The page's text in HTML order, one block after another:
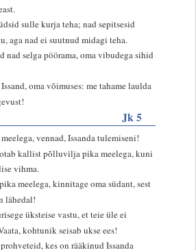
sulle kurja teha; nad sepitsesid
aga nad ei suutnud midagi teha.
nad selga pöörama, oma vibudega sihid
oma võimuses: me tahame laulda
Jk 5
vennad, Issanda tulemiseni!
kallist põlluvilja pika meelega, kuni
vihma.
meelega, kinnitage oma südant, sest
lähedal!
üksteise vastu, et teie üle ei
kohtunik seisab ukse ees!
kes on rääkinud Issanda